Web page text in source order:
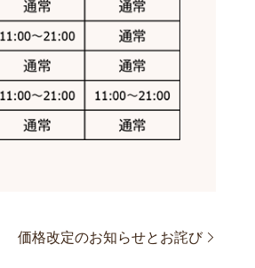
価格改定のお知らせとお詫び